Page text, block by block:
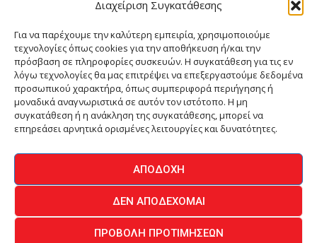
Διαχείριση Συγκατάθεσης
Για να παρέχουμε την καλύτερη εμπειρία, χρησιμοποιούμε
τεχνολογίες όπως cookies για την αποθήκευση ή/και την
πρόσβαση σε πληροφορίες συσκευών. Η συγκατάθεση για τις εν
λόγω τεχνολογίες θα μας επιτρέψει να επεξεργαστούμε δεδομένα
προσωπικού χαρακτήρα, όπως συμπεριφορά περιήγησης ή
μοναδικά αναγνωριστικά σε αυτόν τον ιστότοπο. Η μη
συγκατάθεση ή η ανάκληση της συγκατάθεσης, μπορεί να
επηρεάσει αρνητικά ορισμένες λειτουργίες και δυνατότητες.
ΑΠΟΔΟΧΉ
ΔΕΝ ΑΠΟΔΈΧΟΜΑΙ
ΠΡΟΒΟΛΉ ΠΡΟΤΙΜΉΣΕΩΝ
Διευθυντής Σύνταξης:ΑΘΑΝΑΣΙΟΣ ΑΝΤΩΝΙΟΥ
ΔικαιούχοςDomain:ΔΗΜΗΤΡΙΑΔΗΣ Θ ΚΑΙ ΣΙΑ ΜΟΝΟΠΡΟΣΩΠΗ ΙΚΕ
Διευθυντής: ΕΥΘΥΜΙΑΤΟΥ ΜΑΡΙΑ
Διαχειριστής:
ΕΥΘΥΜΙΑΤΟΥ ΜΑΡΙΑ
Δήλωση Συμμόρφωσης
ΕΠΙΚΟΙΝΩΝΙΑ
© 2026 - All Rights Reserved -Πολιτική Απορρήτου